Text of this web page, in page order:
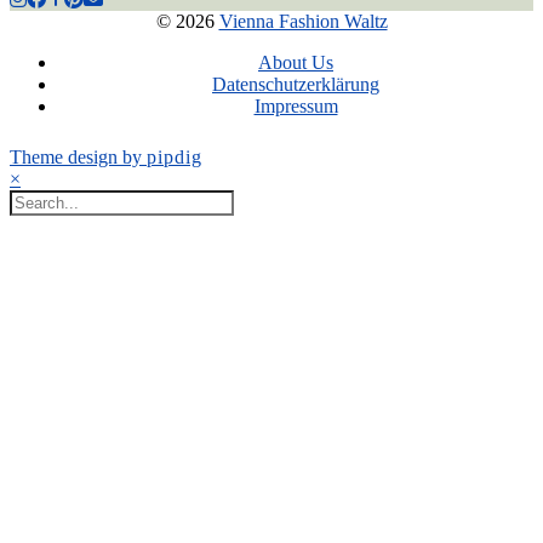
© 2026 Vienna Fashion Waltz
About Us
Datenschutzerklärung
Impressum
Theme design by pipdig
×